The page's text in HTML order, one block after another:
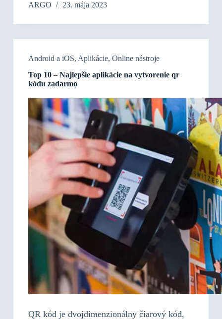
ARGO 23. mája 2023
Android a iOS, Aplikácie, Online nástroje
Top 10 – Najlepšie aplikácie na vytvorenie qr
kódu zadarmo
QR kód je dvojdimenzionálny čiarový kód,